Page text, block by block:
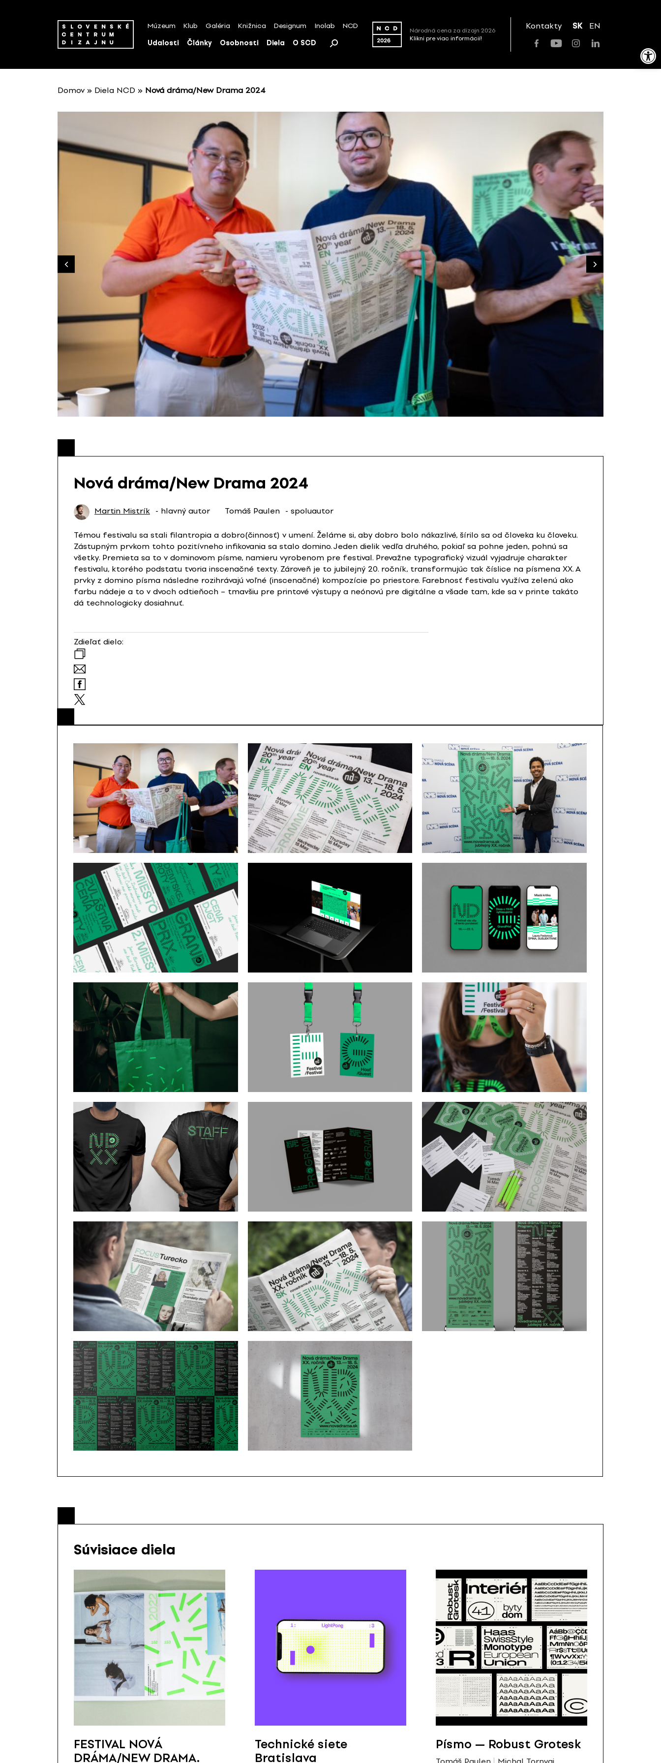
Open toolbar
Múzeum Klub Galéria Knižnica Designum Inolab NCD
Udalosti Články Osobnosti Diela O SCD
Národná cena za dizajn 2026
Klikni pre viac informácií!
Kontakty SK EN
Domov » Diela NCD » Nová dráma/New Drama 2024
Nová dráma/New Drama 2024
Martin Mistrík - hlavný autor Tomáš Paulen - spoluautor
Témou festivalu sa stali filantropia a dobro(činnosť) v umení. Želáme si, aby dobro bolo nákazlivé, šírilo sa od človeka ku človeku.
Zástupným prvkom tohto pozitívneho infikovania sa stalo domino. Jeden dielik vedľa druhého, pokiaľ sa pohne jeden, pohnú sa
všetky. Premieta sa to v dominovom písme, namieru vyrobenom pre festival. Prevažne typografický vizuál vyjadruje charakter
festivalu, ktorého podstatu tvoria inscenačné texty. Zároveň je to jubilejný 20. ročník, transformujúc tak číslice na písmena XX. A
prvky z domino písma následne rozihrávajú voľné (inscenačné) kompozície po priestore. Farebnosť festivalu využíva zelenú ako
farbu nádeje a to v dvoch odtieňoch – tmavšiu pre printové výstupy a neónovú pre digitálne a všade tam, kde sa v printe takáto
dá technologicky dosiahnuť.
Zdieľať dielo:
Súvisiace diela
FESTIVAL NOVÁ
DRÁMA/NEW DRAMA.
Technické siete
Bratislava
Písmo — Robust Grotesk